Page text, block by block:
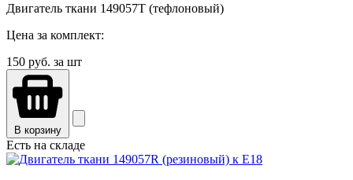
Двигатель ткани 149057T (тефлоновый)
Цена за комплект:
150 руб. за шт
В корзину
Есть на складе